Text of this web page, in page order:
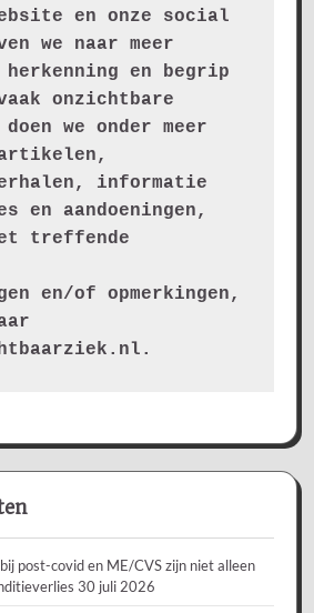
en onze social
we naar meer
en begrip
onzichtbare
we onder meer
informatie
en aandoeningen,
treffende
en/of opmerkingen,
post-covid en ME/CVS zijn niet alleen
30 juli 2026